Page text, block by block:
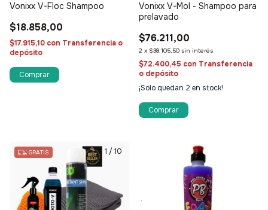
Vonixx V-Floc Shampoo
$18.858,00
$17.915,10 con Transferencia o
depósito
Comprar
Vonixx V-Mol - Shampoo para
prelavado
$76.211,00
2 x $38.105,50 sin interés
$72.400,45 con Transferencia
o depósito
¡Solo quedan 2 en stock!
Comprar
1 / 10
GRATIS